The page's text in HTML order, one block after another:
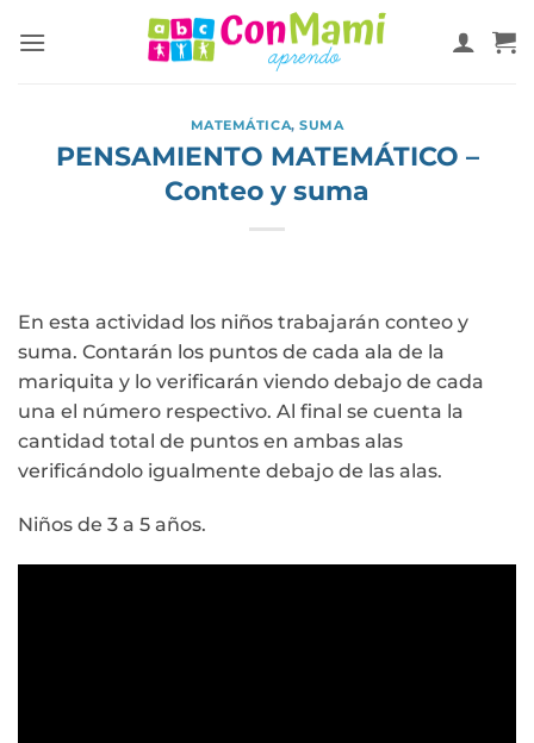
MATEMÁTICA,SUMA
PENSAMIENTO MATEMÁTICO –
Conteo y suma
En esta actividad los niños trabajarán conteo y
suma. Contarán los puntos de cada ala de la
mariquita y lo verificarán viendo debajo de cada
una el número respectivo. Al final se cuenta la
cantidad total de puntos en ambas alas
verificándolo igualmente debajo de las alas.
Niños de 3 a 5 años.